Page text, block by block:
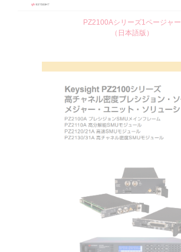
PZ2100Aシリーズ1ページャー
（日本語版）